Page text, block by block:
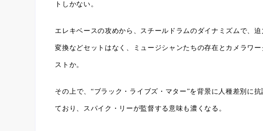
トしかない。
エレキベースの攻めから、スチールドラムのダイナミズムで、
変換などセットはなく、ミュージシャンたちの存在とカメラワ
ストか。
その上で、“ブラック・ライブズ・マター”を背景に人種差別に
ており、スパイク・リーが監督する意味も濃くなる。